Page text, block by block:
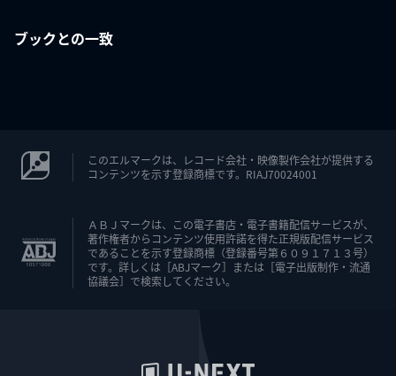
ブックとの一致
このエルマークは、レコード会社・映像製作会社が提供する
コンテンツを示す登録商標です。RIAJ70024001
ＡＢＪマークは、この電子書店・電子書籍配信サービスが、
著作権者からコンテンツ使用許諾を得た正規版配信サービス
であることを示す登録商標（登録番号第６０９１７１３号）
です。詳しくは［ABJマーク］または［電子出版制作・流通
協議会］で検索してください。